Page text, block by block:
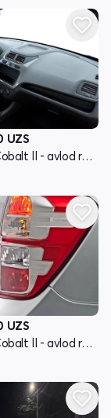
UZS
Chevrolet Cobalt II - avlod restyling
UZS
Chevrolet Cobalt II - avlod restyling